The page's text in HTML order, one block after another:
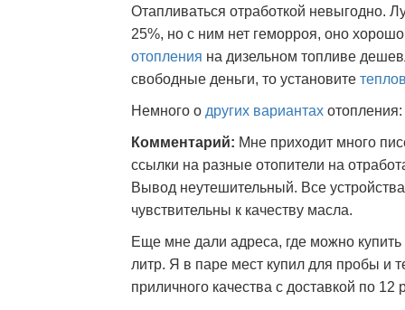
Отапливаться отработкой невыгодно.
25%, но с ним нет геморроя, оно
отопления на дизельном топливе
свободные деньги, то установите
Немного о других вариантах отопления:
Комментарий: Мне приходит много
ссылки на разные отопители на
Вывод неутешительный. Все
чувствительны к качеству масла.
Еще мне дали адреса, где можно
литр. Я в паре мест купил для пробы и
приличного качества с доставкой по